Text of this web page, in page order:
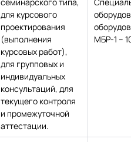
для курсового
проектирования
(выполнения
курсовых работ),
для групповых и
индивидуальных
консультаций, для
текущего контроля
и промежуточной
аттестации.
МБР-1 –